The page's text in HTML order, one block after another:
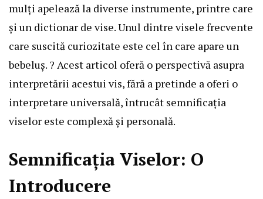
mulți apelează la diverse instrumente, printre care
și un dictionar de vise. Unul dintre visele frecvente
care suscită curiozitate este cel în care apare un
bebeluș. ? Acest articol oferă o perspectivă asupra
interpretării acestui vis, fără a pretinde a oferi o
interpretare universală, întrucât semnificația
viselor este complexă și personală.
Semnificația Viselor: O
Introducere